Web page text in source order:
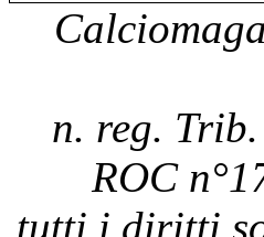
n. reg.
ROC
tutti i diritti